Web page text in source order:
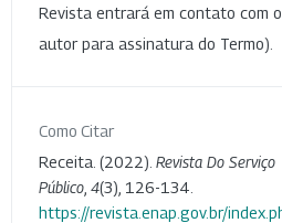
Revista entrará em contato com o
autor para assinatura do Termo).
Como Citar
Receita. (2022). Revista Do Serviço
Público 4(3), 126-134.
https://revista.enap.gov.br/